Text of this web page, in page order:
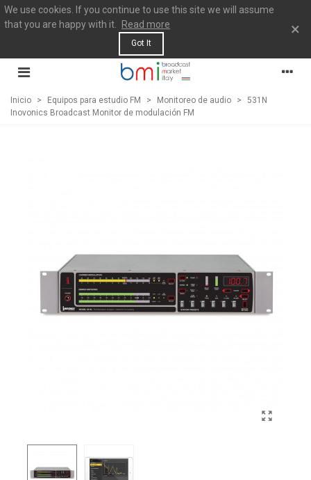
We use cookies. If you continue to use this site we will assume
that you are happy with it.
Read more
Got It
×
Inicio > Equipos para estudio FM > Monitoreo de audio >
531N
Inovonics Broadcast Monitor de modulación FM